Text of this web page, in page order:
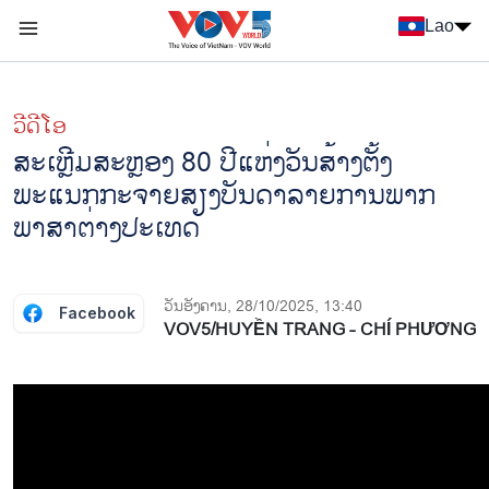
Lao
ວີດີໂອ
ສະເຫຼີມສະຫຼອງ 80 ປີແຫ່ງວັນສ້າງຕັ້ງ
ພະແນກກະຈາຍສຽງບັນດາລາຍການພາກ
ພາສາຕ່າງປະເທດ
Facebook ວັນອັງຄານ, 28/10/2025, 13:40
VOV5/HUYỀN TRANG - CHÍ PHƯƠNG